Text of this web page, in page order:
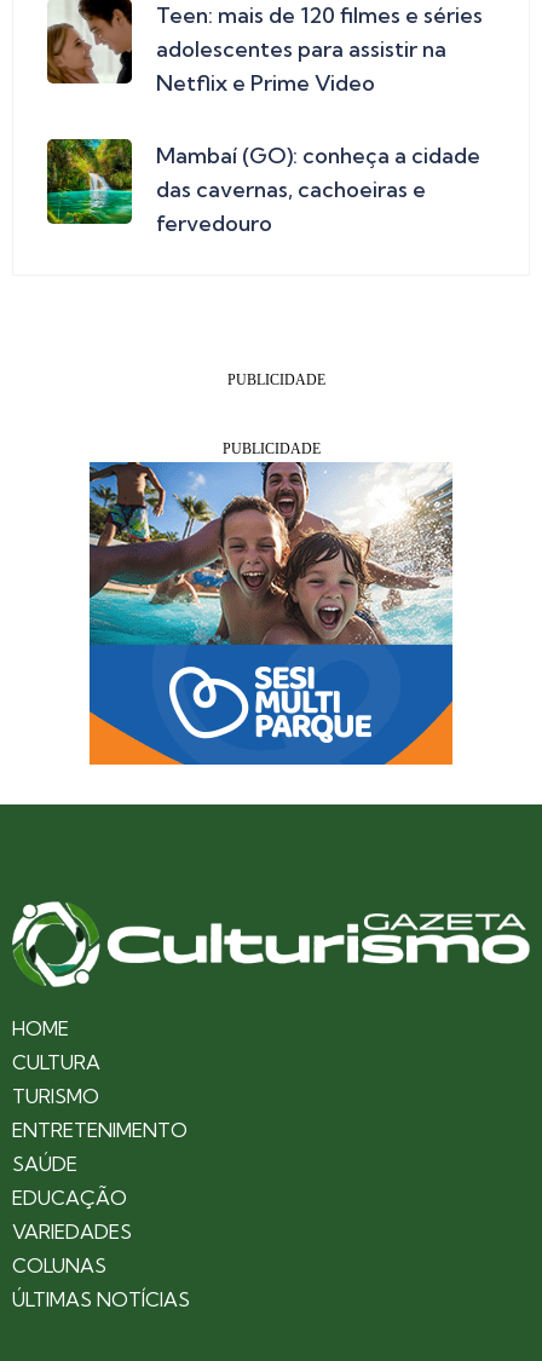
Teen: mais de 120 filmes e séries
adolescentes para assistir na
Netflix e Prime Video
Mambaí (GO): conheça a cidade
das cavernas, cachoeiras e
fervedouro
HOME
CULTURA
TURISMO
ENTRETENIMENTO
SAÚDE
EDUCAÇÃO
VARIEDADES
COLUNAS
ÚLTIMAS NOTÍCIAS